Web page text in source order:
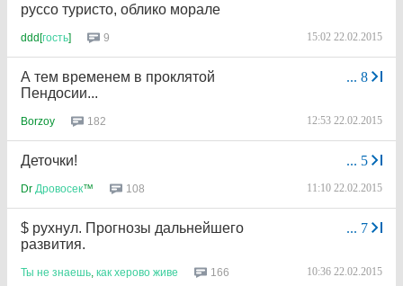
руссо туристо, облико морале
ddd[гость] 9 15:02 22.02.2015
... 8
А тем временем в проклятой
Пендосии...
Borzoy 182 12:53 22.02.2015
... 5
Деточки!
Dr Дровосек™ 108 11:10 22.02.2015
... 7
$ рухнул. Прогнозы дальнейшего
развития.
Ты не знаешь, как херово живе 166 10:36 22.02.2015